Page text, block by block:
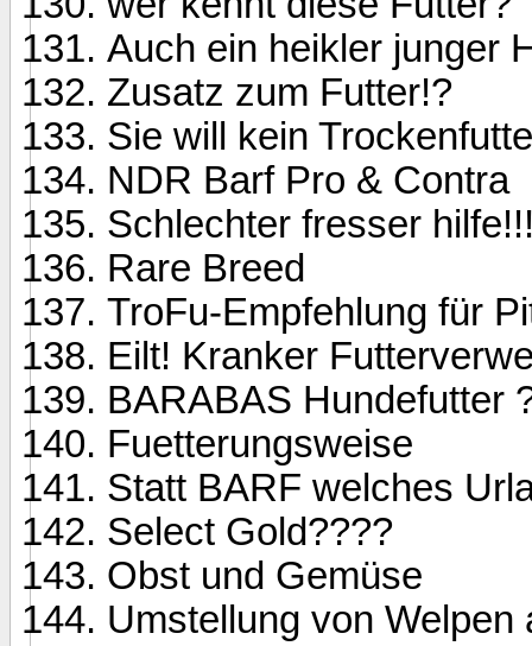
Auch ein heikler junger
Zusatz zum Futter!?
Sie will kein
NDR Barf Pro & Contra
Schlechter fresser
Rare Breed
TroFu-Empfehlung für
Eilt! Kranker
BARABAS Hundefutter
Fuetterungsweise
Statt BARF welches
Select Gold????
Obst und Gemüse
Umstellung von Welpen